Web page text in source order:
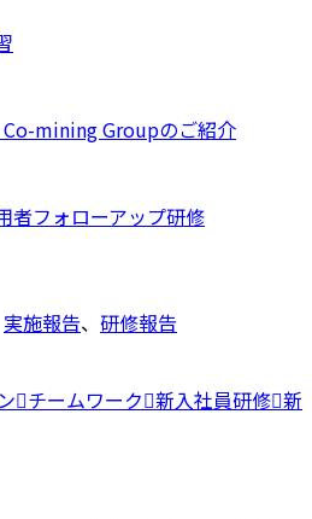
mining Groupのご紹介
者フォローアップ研修
実施報告、 研修報告
チームワーク 新入社員研修 新